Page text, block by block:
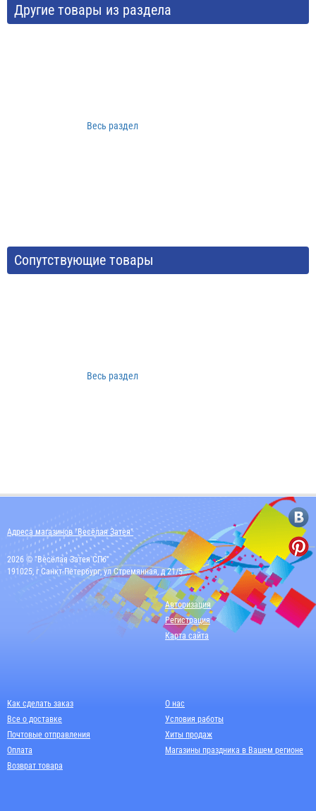
Другие товары из раздела
Весь раздел
Сопутствующие товары
Весь раздел
Адреса магазинов "Весёлая Затея"
2026 © "Весёлая Затея СПб"
191025, г Санкт-Петербург, ул Стремянная, д 21/5
Авторизация
Регистрация
Карта сайта
Как сделать заказ
Все о доставке
Почтовые отправления
Оплата
Возврат товара
О нас
Условия работы
Хиты продаж
Магазины праздника в Вашем регионе